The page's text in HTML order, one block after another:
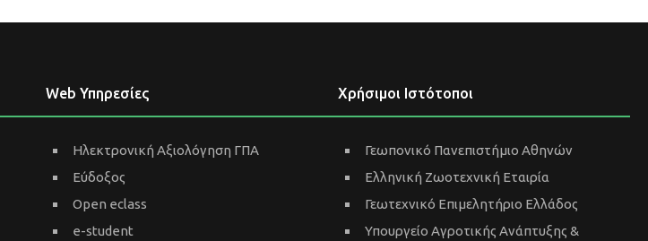
Web Υπηρεσίες
Ηλεκτρονική Αξιολόγηση ΓΠΑ
Εύδοξος
Open eclass
e-student
Χρήσιμοι Ιστότοποι
Γεωπονικό Πανεπιστήμιο Αθηνών
Ελληνική Ζωοτεχνική Εταιρία
Γεωτεχνικό Επιμελητήριο Ελλάδος
Υπουργείο Αγροτικής Ανάπτυξης &